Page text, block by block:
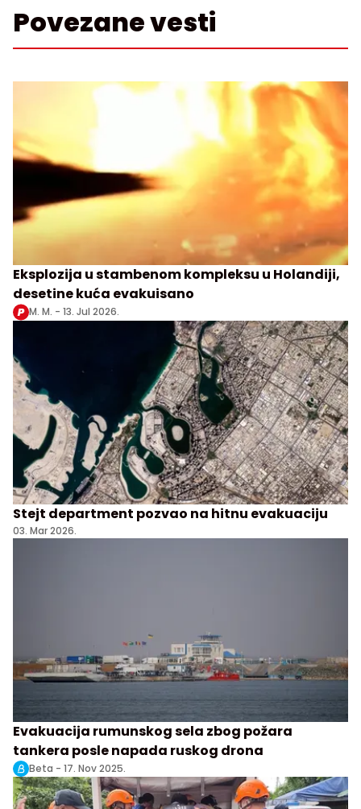
Povezane vesti
Eksplozija u stambenom kompleksu u Holandiji,
desetine kuća evakuisano
M. M. - 13. Jul 2026.
Stejt department pozvao na hitnu evakuaciju
03. Mar 2026.
Evakuacija rumunskog sela zbog požara
tankera posle napada ruskog drona
Beta - 17. Nov 2025.